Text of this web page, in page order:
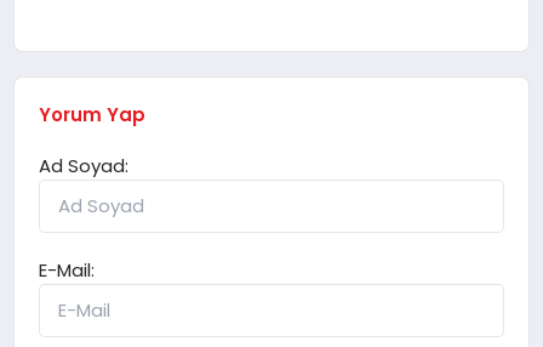
Yorum Yap
Ad Soyad:
E-Mail: